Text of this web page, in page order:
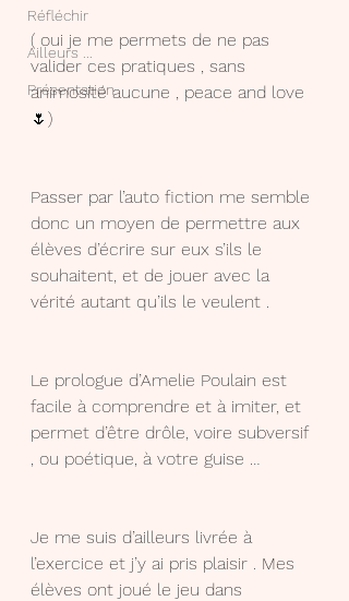
Réfléchir
Ailleurs ...
Présentation
( oui je me permets de ne pas
valider ces pratiques , sans
animosité aucune , peace and love
🌷)
Passer par l’auto fiction me semble
donc un moyen de permettre aux
élèves d’écrire sur eux s’ils le
souhaitent, et de jouer avec la
vérité autant qu’ils le veulent .
Le prologue d’Amelie Poulain est
facile à comprendre et à imiter, et
permet d’être drôle, voire subversif
, ou poétique, à votre guise …
Je me suis d’ailleurs livrée à
l’exercice et j’y ai pris plaisir . Mes
élèves ont joué le jeu dans